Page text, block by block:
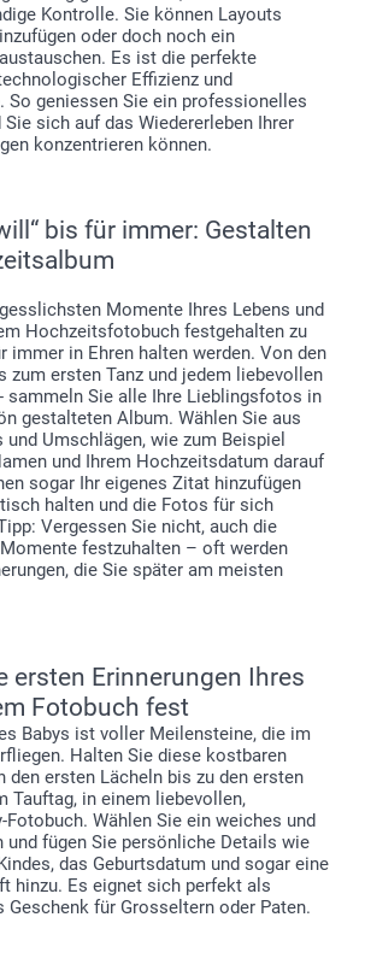
Kontrolle. Sie können Layouts
oder doch noch ein
Es ist die perfekte
Effizienz und
So geniessen Sie ein professionelles
Sie sich auf das Wiedererleben Ihrer
konzentrieren können.
bis für immer: Gestalten
Momente Ihres Lebens und
Hochzeitsfotobuch festgehalten zu
immer in Ehren halten werden. Von den
zum ersten Tanz und jedem liebevollen
sammeln Sie alle Ihre Lieblingsfotos in
gestalteten Album. Wählen Sie aus
Umschlägen, wie zum Beispiel
und Ihrem Hochzeitsdatum darauf
sogar Ihr eigenes Zitat hinzufügen
halten und die Fotos für sich
Vergessen Sie nicht, auch die
festzuhalten – oft werden
die Sie später am meisten
ersten Erinnerungen Ihres
Fotobuch fest
Babys ist voller Meilensteine, die im
Halten Sie diese kostbaren
den ersten Lächeln bis zu den ersten
Tauftag, in einem liebevollen,
Fotobuch. Wählen Sie ein weiches und
und fügen Sie persönliche Details wie
das Geburtsdatum und sogar eine
hinzu. Es eignet sich perfekt als
Geschenk für Grosseltern oder Paten.